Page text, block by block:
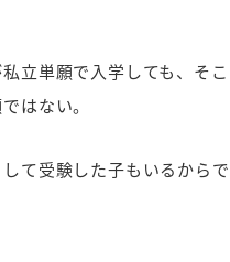
立単願で入学しても、そ
はない。
て受験した子もいるからで